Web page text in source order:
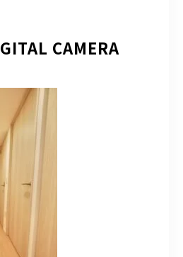
CAMERA
客様の声
くある質問
ブログ
アクセス
2648